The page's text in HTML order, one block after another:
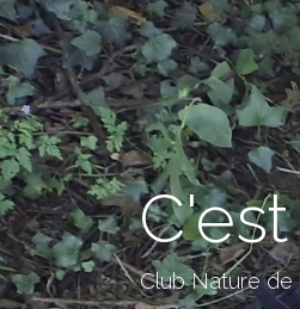
Club Nature de